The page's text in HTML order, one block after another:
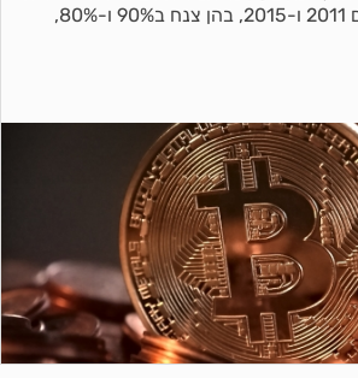
דרסטיות בערכו בנשים 2011 ו-2015, בהן צנח ב90% ו-80%,